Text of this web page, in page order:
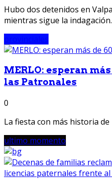
Hubo dos detenidos en
mientras sigue la
MERLO: esperan
las Patronales
0
La fiesta con más historia
ultimo momento